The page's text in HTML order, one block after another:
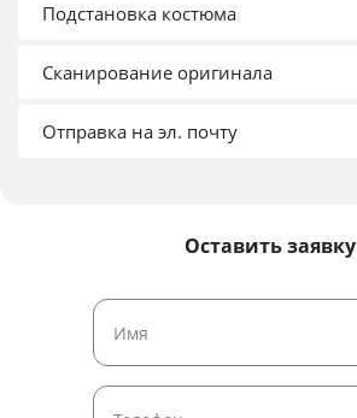
Подстановка костюма
Сканирование оригинала
Отправка на эл. почту
Оставить заявку